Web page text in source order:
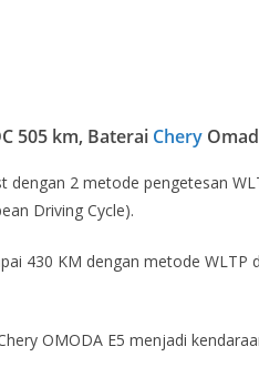
505 km, Baterai Chery
dengan 2 metode pengetesan
Driving Cycle).
430 KM dengan metode WLTP
OMODA E5 menjadi